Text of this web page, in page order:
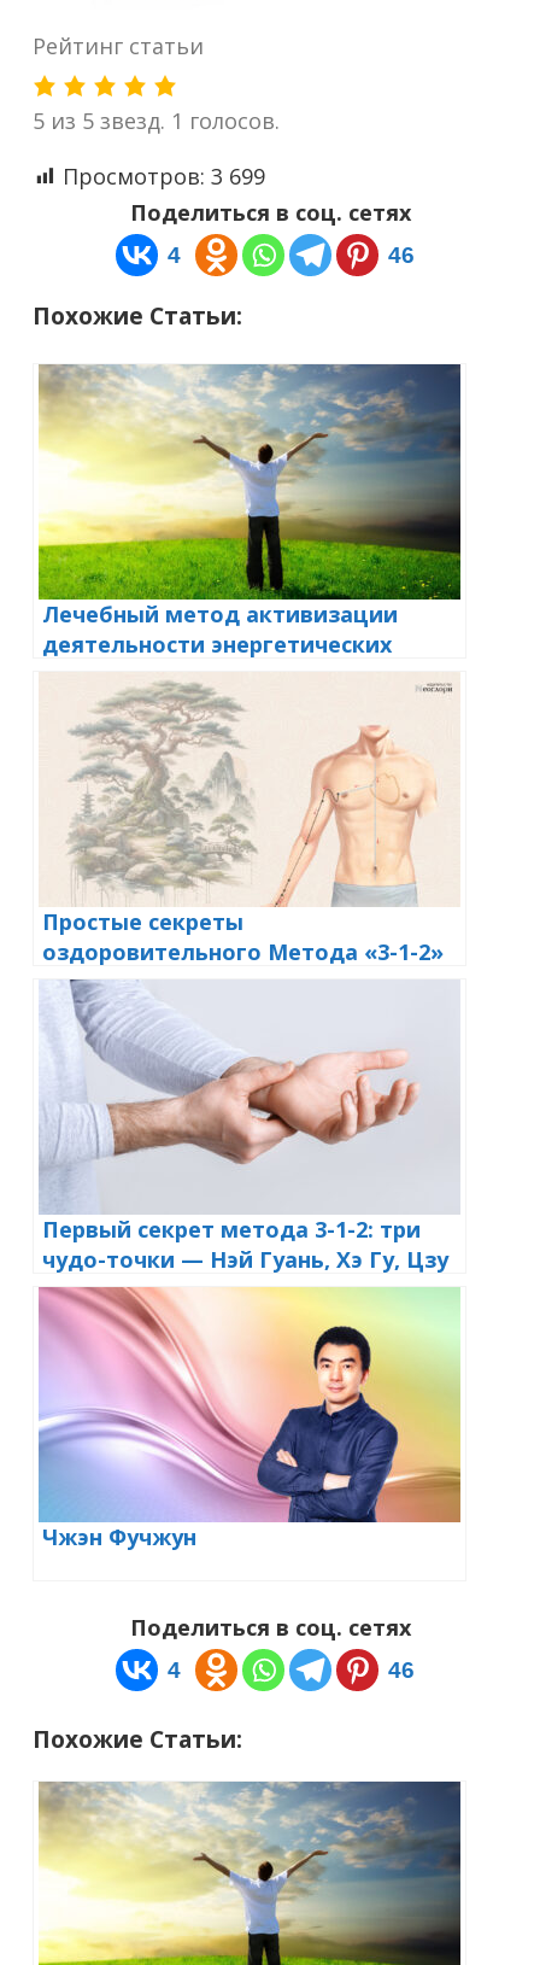
Рейтинг статьи
5 из 5 звезд. 1 голосов.
Просмотров: 3 699
Поделиться в соц. сетях
4 46
Похожие Статьи:
Лечебный метод активизации
деятельности энергетических
каналов: «Метод 3-1-2»
Простые секреты
оздоровительного Метода «3-1-2»
Первый секрет метода 3-1-2: три
чудо-точки — Нэй Гуань, Хэ Гу, Цзу
Сань Ли
Чжэн Фучжун
Поделиться в соц. сетях
4 46
Похожие Статьи: